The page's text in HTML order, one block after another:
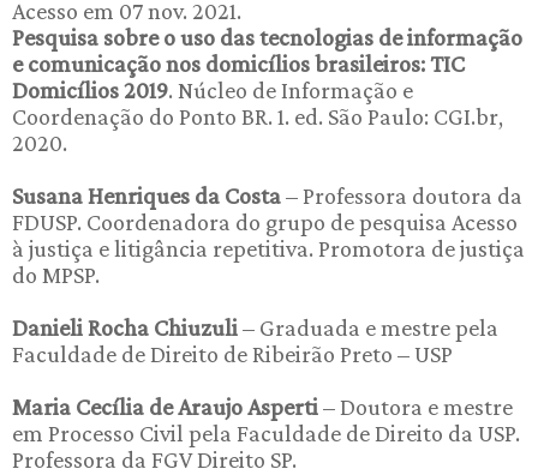
Acesso em 07 nov. 2021.
Pesquisa sobre o uso das tecnologias de informação
e comunicação nos domicílios brasileiros: TIC
Domicílios 2019. Núcleo de Informação e
Coordenação do Ponto BR. 1. ed. São Paulo: CGI.br,
2020.
Susana Henriques da Costa– Professora doutora da
FDUSP. Coordenadora do grupo de pesquisa Acesso
à justiça e litigância repetitiva. Promotora de justiça
do MPSP.
Danieli Rocha Chiuzuli– Graduada e mestre pela
Faculdade de Direito de Ribeirão Preto – USP
Maria Cecília de Araujo Asperti– Doutora e mestre
em Processo Civil pela Faculdade de Direito da USP.
Professora da FGV Direito SP.